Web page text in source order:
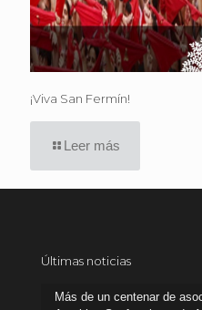
¡Viva San Fermín!
Leer más
Últimas noticias
Más de un centenar de